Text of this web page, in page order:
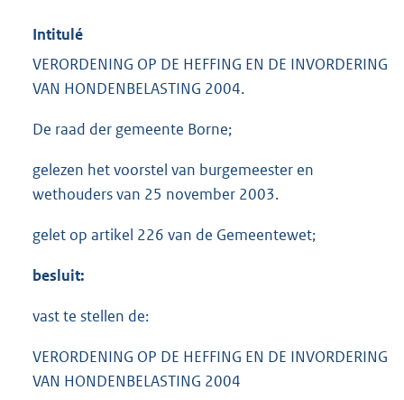
Intitulé
VERORDENING OP DE HEFFING EN DE INVORDERING
VAN HONDENBELASTING 2004.
De raad der gemeente Borne;
gelezen het voorstel van burgemeester en
wethouders van 25 november 2003.
gelet op artikel 226 van de Gemeentewet;
besluit:
vast te stellen de:
VERORDENING OP DE HEFFING EN DE INVORDERING
VAN HONDENBELASTING 2004